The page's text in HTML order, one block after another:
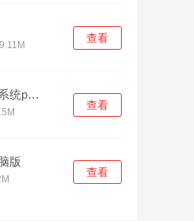
查看
黑云一键重装系统pc官方版
查看
版
查看